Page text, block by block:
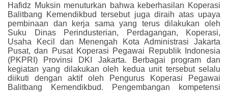
Hafidz Muksin menuturkan bahwa keberhasilan Koperasi
Balitbang Kemendikbud tersebut juga diraih atas upaya
pembinaan dan kerja sama yang terus dilakukan oleh
Suku Dinas Perindusterian, Perdagangan, Koperasi,
Usaha Kecil dan Menengah Kota Administrasi Jakarta
Pusat, dan Pusat Koperasi Pegawai Republik Indonesia
(PKPRI) Provinsi DKI Jakarta. Berbagai program dan
kegiatan yang dilakukan oleh kedua unit tersebut selalu
diikuti dengan aktif oleh Pengurus Koperasi Pegawai
Balitbang Kemendikbud. Pengembangan kompetensi